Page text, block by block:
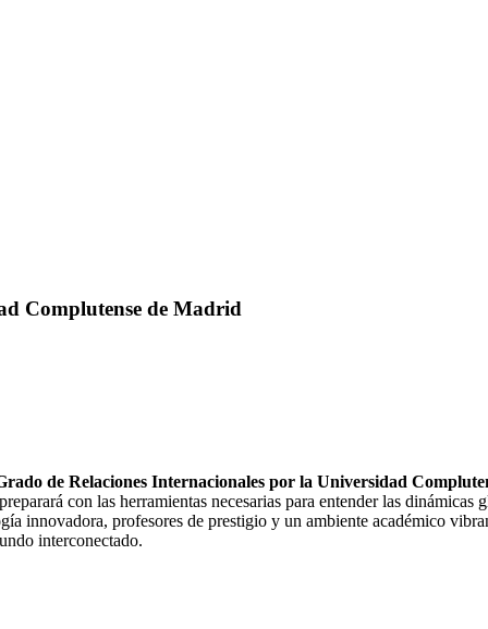
Complutense de Madrid
de Relaciones Internacionales por la Universidad
con las herramientas necesarias para entender las
innovadora, profesores de prestigio y un ambiente académico
interconectado.